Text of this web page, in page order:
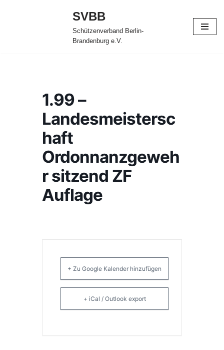
SVBB
Schützenverband Berlin-
Brandenburg e.V.
1.99 –
Landesmeistersc
haft
Ordonnanzgeweh
r sitzend ZF
Auflage
+ Zu Google Kalender hinzufügen
+ iCal / Outlook export